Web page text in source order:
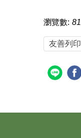
瀏覽數: 81
友善列印